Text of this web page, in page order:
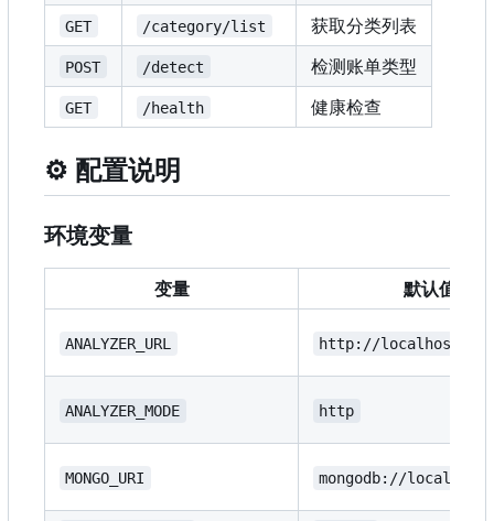
GET /category/list 获取分类列表
POST /detect 检测账单类型
GET /health 健康检查
⚙️ 配置说明
环境变量
变量 默认值
ANALYZER_URL http://
ANALYZER_MODE http
MONGO_URI mongodb://